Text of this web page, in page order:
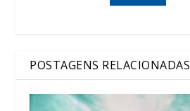
POSTAGENS RELACIONADAS